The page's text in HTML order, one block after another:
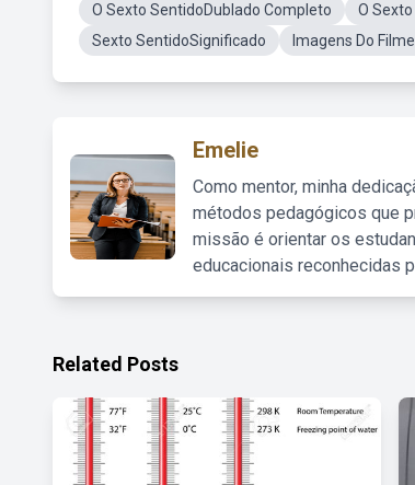
O Sexto SentidoDublado Completo
O
Sexto SentidoSignificado
Imagens Do
Emelie
Como mentor, minha
métodos pedagógicos que
missão é orientar os
educacionais reconhecidas
Related Posts